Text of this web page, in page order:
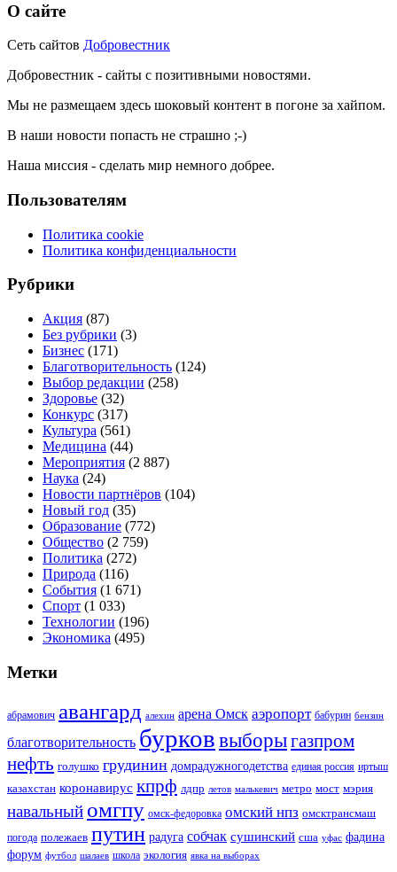
О сайте
Сеть сайтов Добровестник
Добровестник - сайты с позитивными новостями.
Мы не размещаем здесь шоковый контент в погоне за хайпом.
В наши новости попасть не страшно ;-)
Наша миссия - сделать мир немного добрее.
Пользователям
Политика cookie
Политика конфиденциальности
Рубрики
Акция (87)
Без рубрики (3)
Бизнес (171)
Благотворительность (124)
Выбор редакции (258)
Здоровье (32)
Конкурс (317)
Культура (561)
Медицина (44)
Мероприятия (2 887)
Наука (24)
Новости партнёров (104)
Новый год (35)
Образование (772)
Общество (2 759)
Политика (272)
Природа (116)
События (1 671)
Спорт (1 033)
Технологии (196)
Экономика (495)
Метки
абрамович авангард алехин арена Омск аэропорт бабурин бензин
благотворительность бурков выборыгазпром
нефть голушко грудинин домрадужногодетства единая россия иртыш
казахстан коронавирус кпрф лдпр летов малькевич метро мост мэрия
навальный омгпу омск-федоровка омский нпз омсктрансмаш
погода полежаев путин радуга собчак сушинский сша уфас фадина
форум футбол шалаев школа экология явка на выборах